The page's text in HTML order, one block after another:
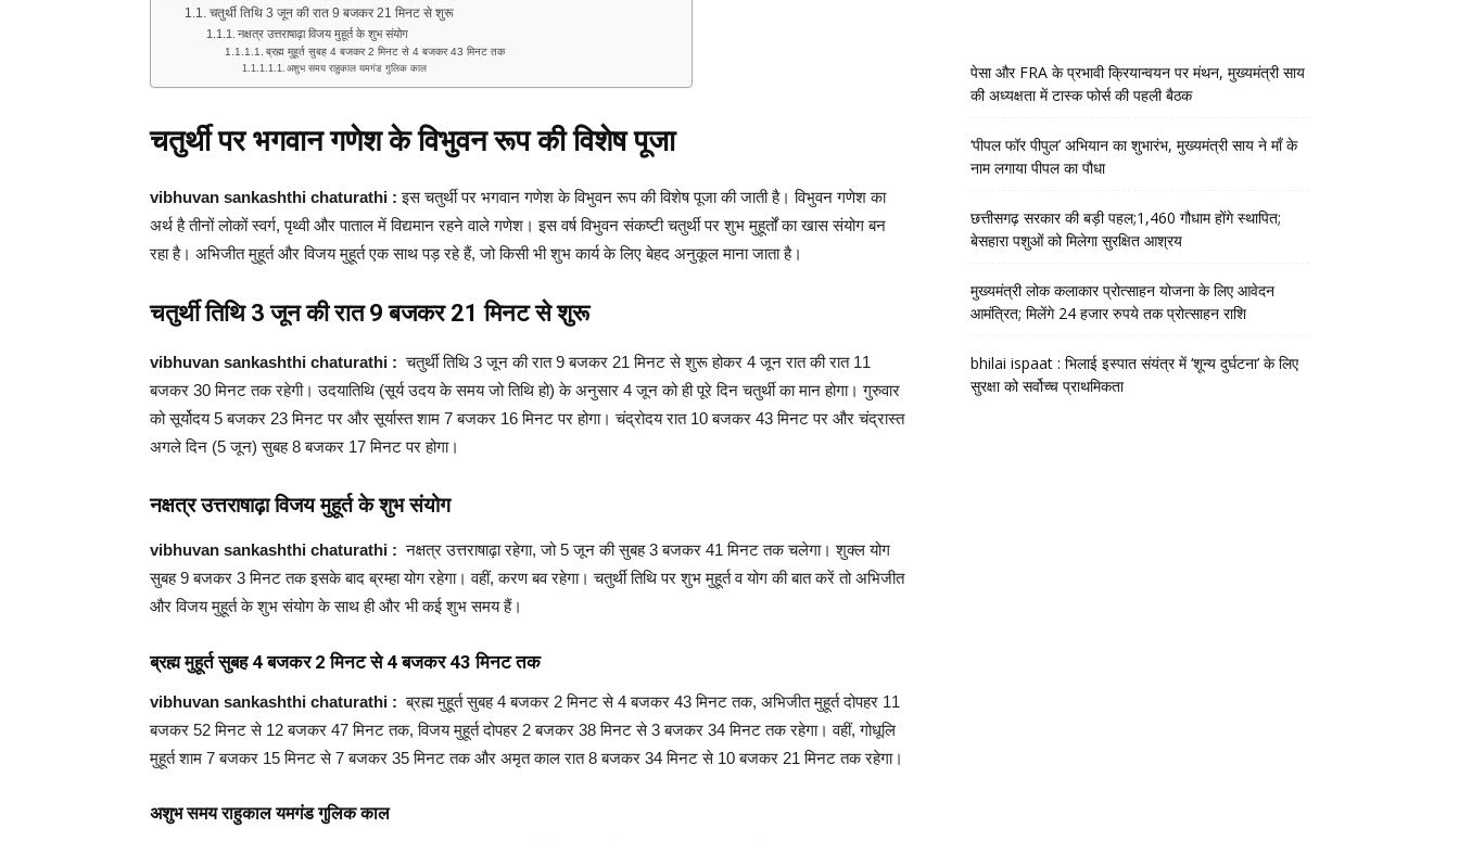
चतुर्थी तिथि 3 जून की रात 9 बजकर 21 मिनट से शुरू
नक्षत्र उत्तराषाढ़ा विजय मुहूर्त के शुभ संयोग
ब्रह्म मुहूर्त सुबह 4 बजकर 2 मिनट से 4 बजकर 43 मिनट तक
अशुभ समय राहुकाल यमगंड गुलिक काल
चतुर्थी पर भगवान गणेश के विभुवन रूप की विशेष पूजा
vibhuvan sankashthi chaturathi : इस चतुर्थी पर भगवान गणेश के विभुवन रूप की विशेष पूजा की जाती है। विभुवन गणेश का
अर्थ है तीनों लोकों स्वर्ग, पृथ्वी और पाताल में विद्यमान रहने वाले गणेश। इस वर्ष विभुवन संकष्टी चतुर्थी पर शुभ मुहूर्तों का खास संयोग बन
रहा है। अभिजीत मुहूर्त और विजय मुहूर्त एक साथ पड़ रहे हैं, जो किसी भी शुभ कार्य के लिए बेहद अनुकूल माना जाता है।
चतुर्थी तिथि 3 जून की रात 9 बजकर 21 मिनट से शुरू
vibhuvan sankashthi chaturathi : चतुर्थी तिथि 3 जून की रात 9 बजकर 21 मिनट से शुरू होकर 4 जून रात की रात 11
बजकर 30 मिनट तक रहेगी। उदयातिथि (सूर्य उदय के समय जो तिथि हो) के अनुसार 4 जून को ही पूरे दिन चतुर्थी का मान होगा। गुरुवार
को सूर्योदय 5 बजकर 23 मिनट पर और सूर्यास्त शाम 7 बजकर 16 मिनट पर होगा। चंद्रोदय रात 10 बजकर 43 मिनट पर और चंद्रास्त
अगले दिन (5 जून) सुबह 8 बजकर 17 मिनट पर होगा।
नक्षत्र उत्तराषाढ़ा विजय मुहूर्त के शुभ संयोग
vibhuvan sankashthi chaturathi : नक्षत्र उत्तराषाढ़ा रहेगा, जो 5 जून की सुबह 3 बजकर 41 मिनट तक चलेगा। शुक्ल योग
सुबह 9 बजकर 3 मिनट तक इसके बाद ब्रम्हा योग रहेगा। वहीं, करण बव रहेगा। चतुर्थी तिथि पर शुभ मुहूर्त व योग की बात करें तो अभिजीत
और विजय मुहूर्त के शुभ संयोग के साथ ही और भी कई शुभ समय हैं।
ब्रह्म मुहूर्त सुबह 4 बजकर 2 मिनट से 4 बजकर 43 मिनट तक
vibhuvan sankashthi chaturathi : ब्रह्म मुहूर्त सुबह 4 बजकर 2 मिनट से 4 बजकर 43 मिनट तक, अभिजीत मुहूर्त दोपहर 11
बजकर 52 मिनट से 12 बजकर 47 मिनट तक, विजय मुहूर्त दोपहर 2 बजकर 38 मिनट से 3 बजकर 34 मिनट तक रहेगा। वहीं, गोधूलि
मुहूर्त शाम 7 बजकर 15 मिनट से 7 बजकर 35 मिनट तक और अमृत काल रात 8 बजकर 34 मिनट से 10 बजकर 21 मिनट तक रहेगा।
अशुभ समय राहुकाल यमगंड गुलिक काल
पेसा और FRA के प्रभावी क्रियान्वयन पर मंथन, मुख्यमंत्री साय
की अध्यक्षता में टास्क फोर्स की पहली बैठक
‘पीपल फॉर पीपुल’ अभियान का शुभारंभ, मुख्यमंत्री साय ने माँ के
नाम लगाया पीपल का पौधा
छत्तीसगढ़ सरकार की बड़ी पहल;1,460 गौधाम होंगे स्थापित;
बेसहारा पशुओं को मिलेगा सुरक्षित आश्रय
मुख्यमंत्री लोक कलाकार प्रोत्साहन योजना के लिए आवेदन
आमंत्रित; मिलेंगे 24 हजार रुपये तक प्रोत्साहन राशि
bhilai ispaat : भिलाई इस्पात संयंत्र में ‘शून्य दुर्घटना’ के लिए
सुरक्षा को सर्वोच्च प्राथमिकता